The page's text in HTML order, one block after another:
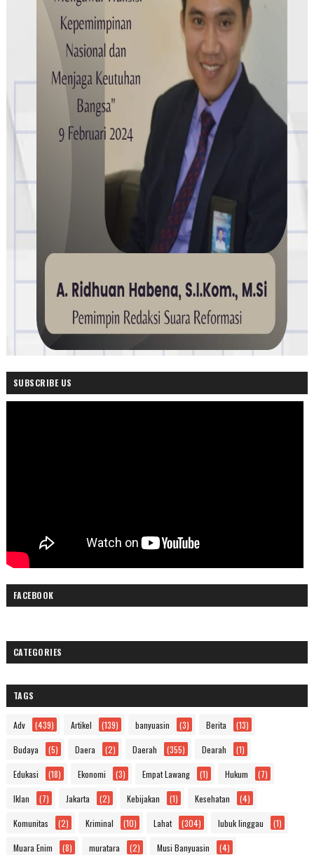
SUBSCRIBE US
FACEBOOK
CATEGORIES
TAGS
Adv (439) Artikel (139) banyuasin (3) Berita (13)
Budaya (5) Daera (2) Daerah (355) Dearah (1)
Edukasi (18) Ekonomi (3) Empat Lawang (1) Hukum (7)
Iklan (7) Jakarta (2) Kebijakan (1) Kesehatan (4)
Komunitas (2) Kriminal (10) Lahat (304) lubuk linggau (1)
Muara Enim (8) muratara (2) Musi Banyuasin (4)